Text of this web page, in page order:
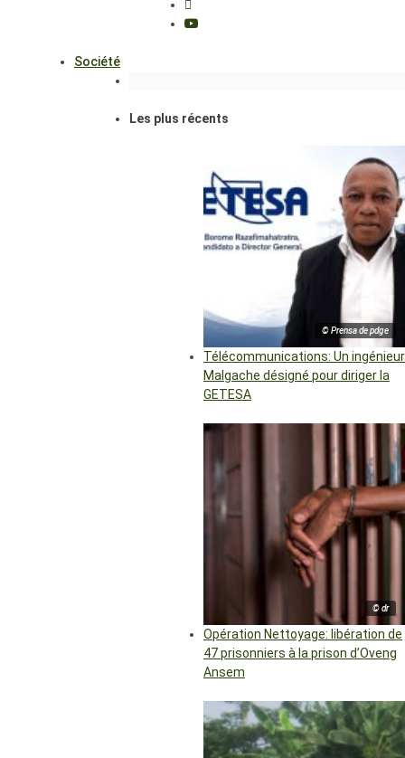
Société
Les plus récents
© Prensa de pdge
Télécommunications: Un ingénieur
Malgache désigné pour diriger la
GETESA
© dr
Opération Nettoyage: libération de
47 prisonniers à la prison d’Oveng
Ansem